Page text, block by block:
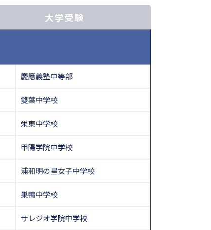
大学受験
慶應義塾中等部
雙葉中学校
栄東中学校
甲陽学院中学校
浦和明の星女子中学校
巣鴨中学校
サレジオ学院中学校